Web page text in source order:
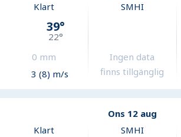
Klart
39°
22°
0 mm
3 (8) m/s
SMHI
Ingen data
finns tillgänglig
Ons 12 aug
Klart
SMHI